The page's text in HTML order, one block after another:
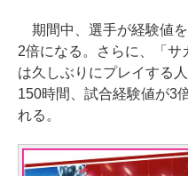
期間中、選手が経験値
2倍になる。さらに、「サ
は久しぶりにプレイする
150時間、試合経験値が3
れる。